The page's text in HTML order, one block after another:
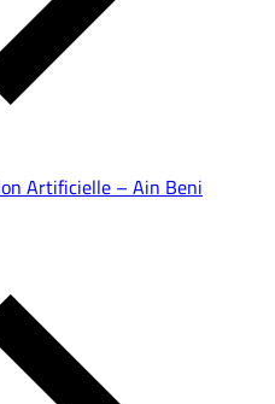
Artificielle – Ain Beni